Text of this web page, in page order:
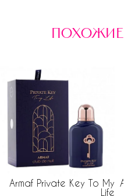
похожие
Armaf Private Key To My
Life